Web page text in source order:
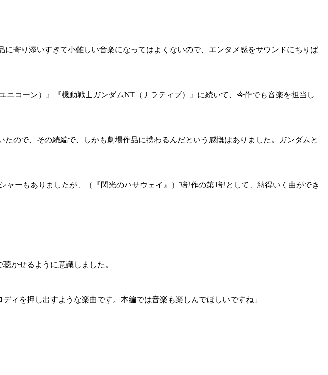
寄り添いすぎて小難しい音楽になってはよくないので、エンタメ感をサウンドにちりば
コーン）』『機動戦士ガンダムNT（ナラティブ）』に続いて、今作でも音楽を担当し
ので、その続編で、しかも劇場作品に携わるんだという感慨はありました。ガンダムと
ーもありましたが、（『閃光のハサウェイ』）3部作の第1部として、納得いく曲ができ
かせるように意識しました。
を押し出すような楽曲です。本編では音楽も楽しんでほしいですね」